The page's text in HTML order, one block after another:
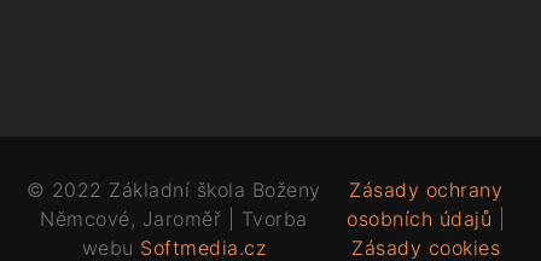
© 2022 Základní škola Boženy
Němcové, Jaroměř | Tvorba
webu Softmedia.cz
Zásady ochrany
osobních údajů
Zásady cookies